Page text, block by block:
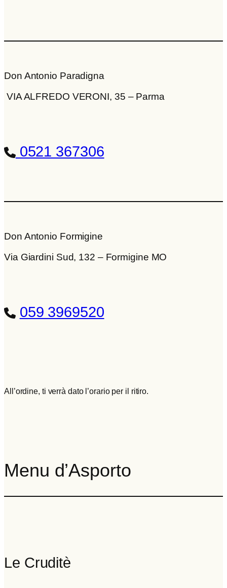
Don Antonio Paradigna
VIA ALFREDO VERONI, 35 – Parma
0521 367306
Don Antonio Formigine
Via Giardini Sud, 132 – Formigine MO
059 3969520
All’ordine, ti verrà dato l’orario per il ritiro.
Menu d’Asporto
Le Cruditè